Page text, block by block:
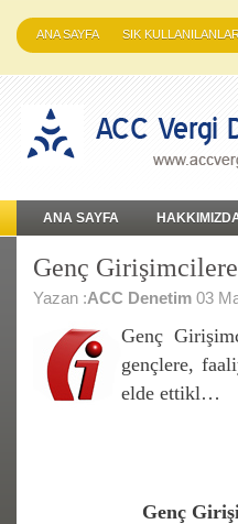
ANA SAYFA SIK
ANA SAYFA
Genç
Yazan :ACC Denetim 03
Genç
gençlere,
elde ettikl…
Genç